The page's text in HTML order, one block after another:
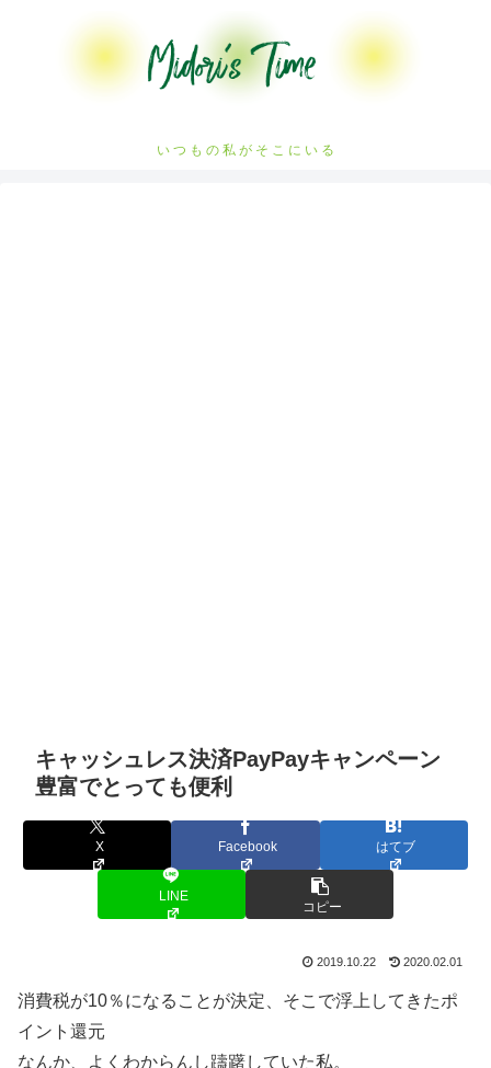
い つ も の 私 が そ こ に い る
キャッシュレス決済PayPayキャンペーン
豊富でとっても便利
X Facebook はてブ
LINE
コピー
2019.10.22 2020.02.01
消費税が10％になることが決定、そこで浮上してきたポ
イント還元
なんか、よくわからんし躊躇していた私。